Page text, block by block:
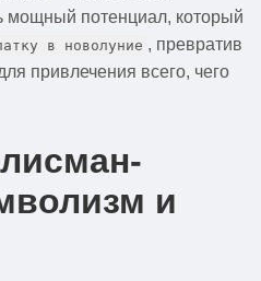
мощный потенциал, который
в новолуние , превратив
привлечения всего, чего
и